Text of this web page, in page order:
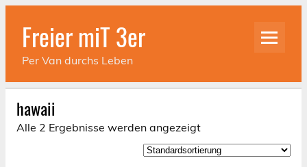
Skip
contentFreier miT 3er
Per Van durchs Leben
hawaii
Alle 2 Ergebnisse werden angezeigt